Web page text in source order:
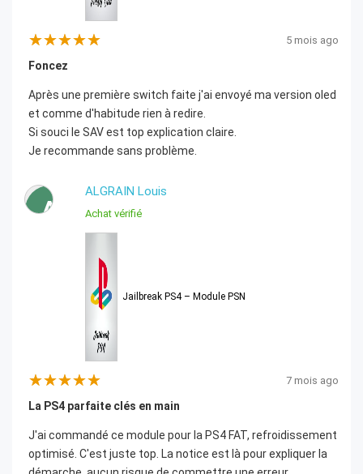
5 mois ago
Foncez
Après une première switch faite j'ai envoyé ma version oled
et comme d'habitude rien à redire.
Si souci le SAV est top explication claire.
Je recommande sans problème.
A
ALGRAIN Louis
Achat vérifié
Jailbreak PS4 – Module PSN
7 mois ago
La PS4 parfaite clés en main
J'ai commandé ce module pour la PS4 FAT, refroidissement
optimisé. C'est juste top. La notice est là pour expliquer la